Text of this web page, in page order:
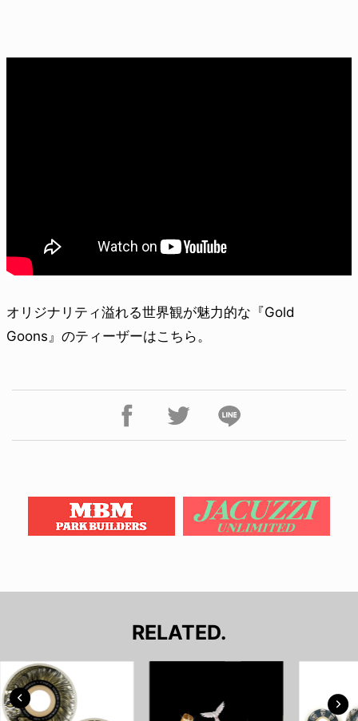
オリジナリティ溢れる世界観が魅力的な『Gold
Goons』のティーザーはこちら。
RELATED.